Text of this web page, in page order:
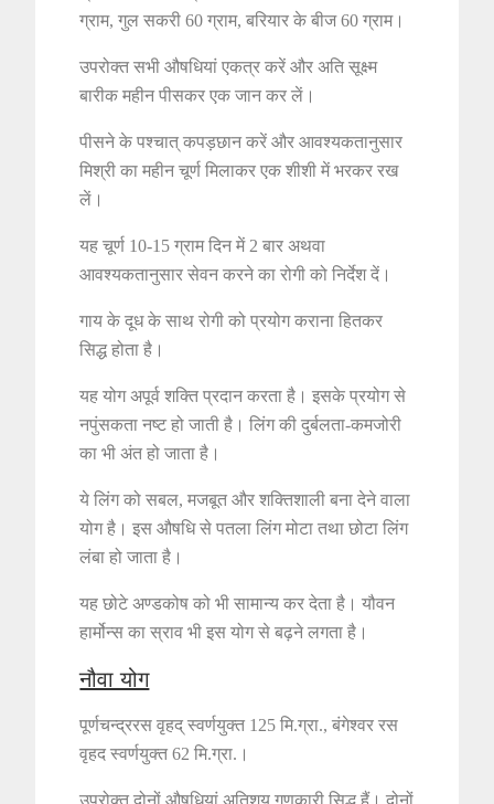
ग्राम, गुल सकरी 60 ग्राम, बरियार के बीज 60 ग्राम।
उपरोक्त सभी औषधियां एकत्र करें और अति सूक्ष्म
बारीक महीन पीसकर एक जान कर लें।
पीसने के पश्चात् कपड़छान करें और आवश्यकतानुसार
मिश्री का महीन चूर्ण मिलाकर एक शीशी में भरकर रख
लें।
यह चूर्ण 10-15 ग्राम दिन में 2 बार अथवा
आवश्यकतानुसार सेवन करने का रोगी को निर्देश दें।
गाय के दूध के साथ रोगी को प्रयोग कराना हितकर
सिद्ध होता है।
यह योग अपूर्व शक्ति प्रदान करता है। इसके प्रयोग से
नपुंसकता नष्ट हो जाती है। लिंग की दुर्बलता-कमजोरी
का भी अंत हो जाता है।
ये लिंग को सबल, मजबूत और शक्तिशाली बना देने वाला
योग है। इस औषधि से पतला लिंग मोटा तथा छोटा लिंग
लंबा हो जाता है।
यह छोटे अण्डकोष को भी सामान्य कर देता है। यौवन
हार्मोन्स का स्राव भी इस योग से बढ़ने लगता है।
नौवा योग
पूर्णचन्द्ररस वृहद् स्वर्णयुक्त 125 मि.ग्रा., बंगेश्वर रस
वृहद स्वर्णयुक्त 62 मि.ग्रा.।
उपरोक्त दोनों औषधियां अतिशय गुणकारी सिद्ध हैं। दोनों